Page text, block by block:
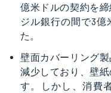
億米ドルの契約を
ジル銀行の間で3億
た。
壁面カバーリング
減少しており、壁
す。しかし、消費